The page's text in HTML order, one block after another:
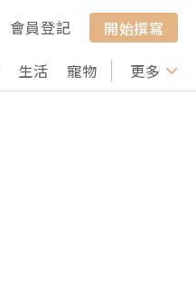
會員登記
開始撰寫
生活 寵物 行山 打卡
更多